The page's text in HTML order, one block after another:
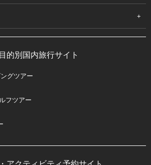
目的別国内旅行サイト
グツアー
フツアー